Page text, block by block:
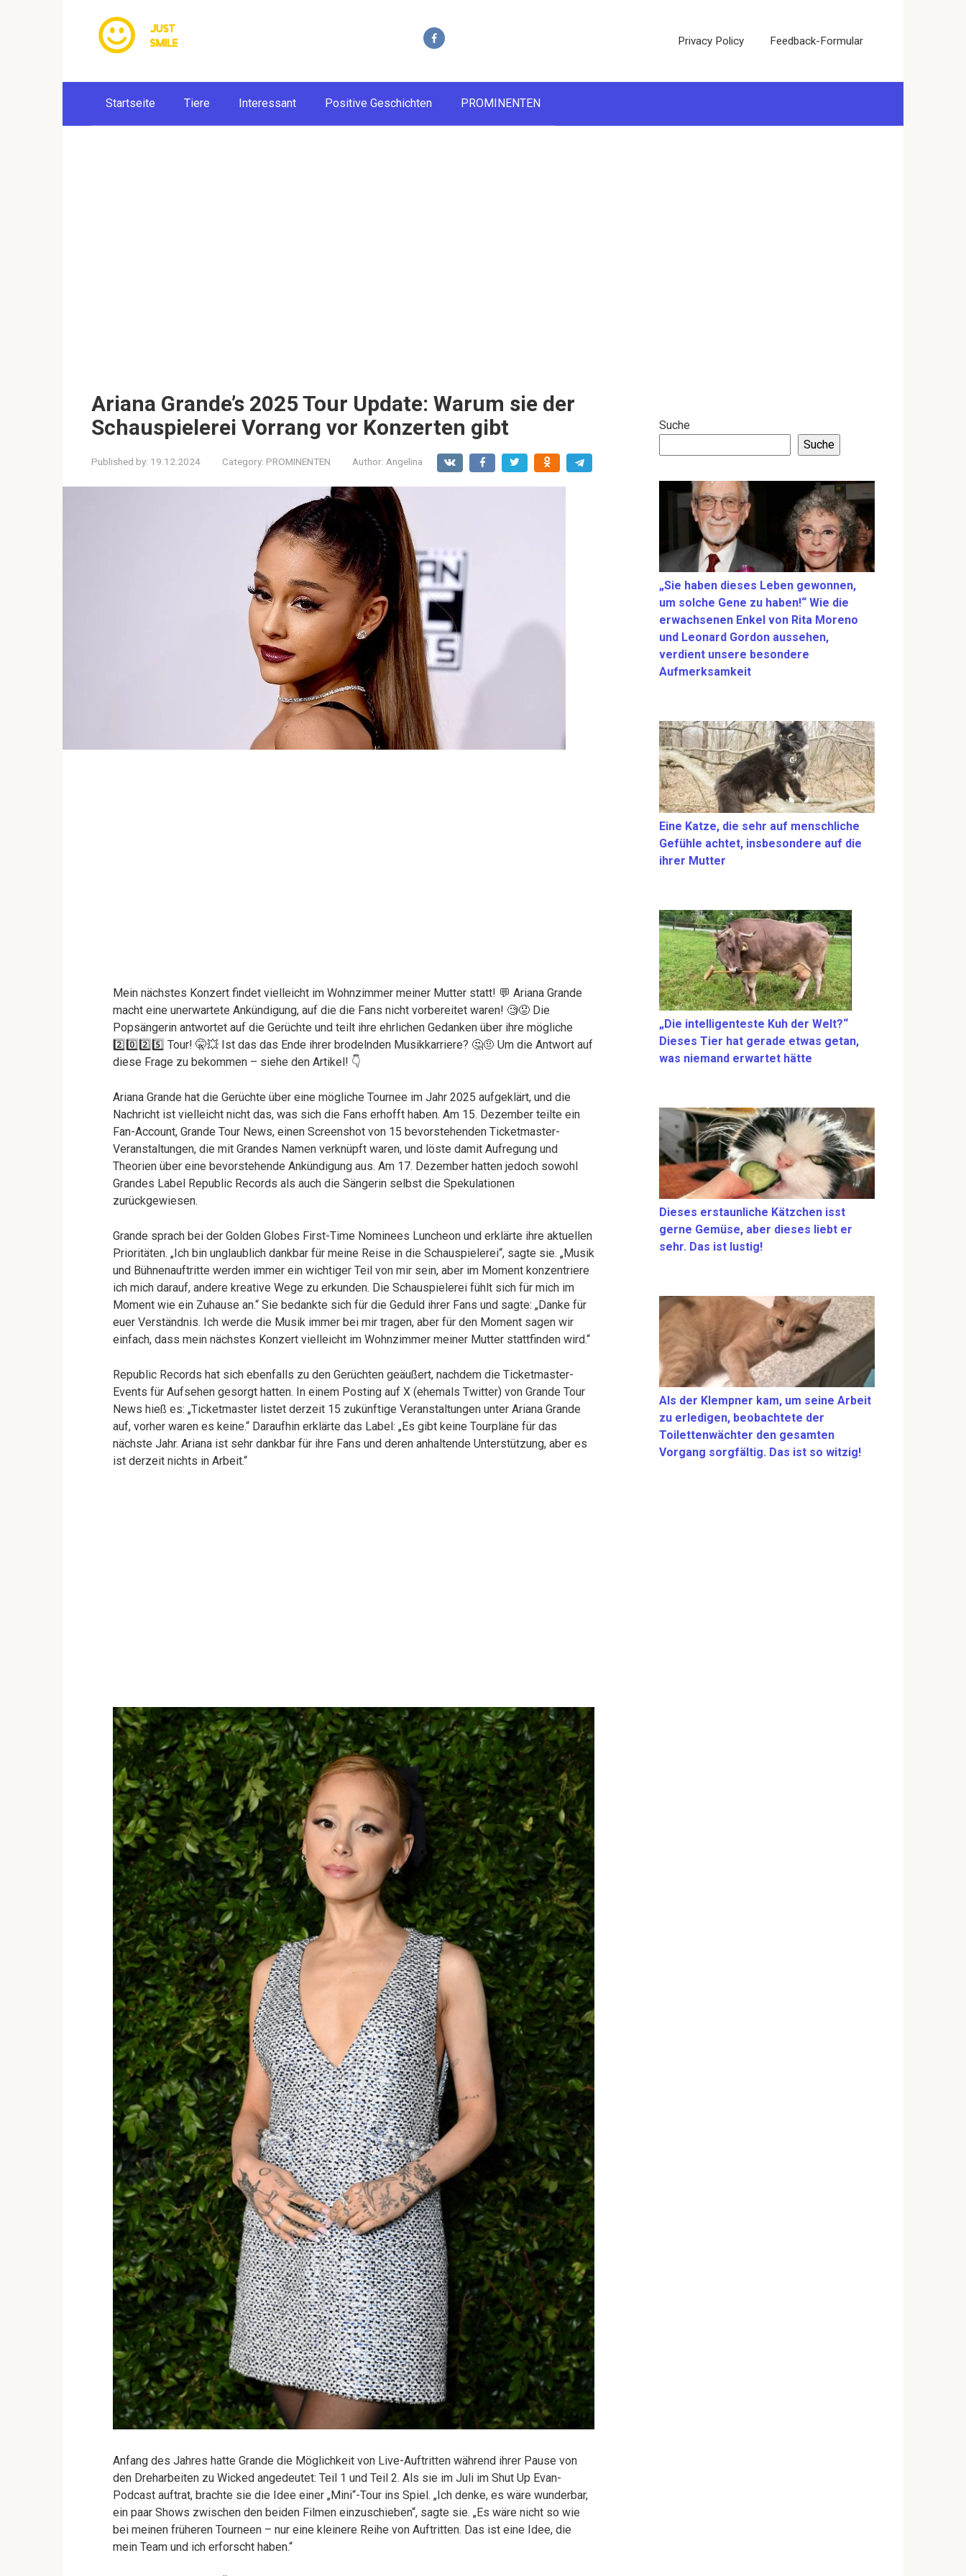
Privacy Policy Feedback-Formular
Startseite Tiere Interessant Positive Geschichten PROMINENTEN
Ariana Grande’s 2025 Tour Update: Warum sie der
Schauspielerei Vorrang vor Konzerten gibt
Published by: 19.12.2024 Category: PROMINENTEN Author: Angelina
Mein nächstes Konzert findet vielleicht im Wohnzimmer meiner Mutter statt! 💬 Ariana Grande
macht eine unerwartete Ankündigung, auf die die Fans nicht vorbereitet waren! 🧐😟 Die
Popsängerin antwortet auf die Gerüchte und teilt ihre ehrlichen Gedanken über ihre mögliche
2️⃣0️⃣2️⃣5️⃣ Tour! 🤫💥 Ist das das Ende ihrer brodelnden Musikkarriere? 🤔🤨 Um die Antwort auf
diese Frage zu bekommen – siehe den Artikel! 👇
Ariana Grande hat die Gerüchte über eine mögliche Tournee im Jahr 2025 aufgeklärt, und die
Nachricht ist vielleicht nicht das, was sich die Fans erhofft haben. Am 15. Dezember teilte ein
Fan-Account, Grande Tour News, einen Screenshot von 15 bevorstehenden Ticketmaster-
Veranstaltungen, die mit Grandes Namen verknüpft waren, und löste damit Aufregung und
Theorien über eine bevorstehende Ankündigung aus. Am 17. Dezember hatten jedoch sowohl
Grandes Label Republic Records als auch die Sängerin selbst die Spekulationen
zurückgewiesen.
Grande sprach bei der Golden Globes First-Time Nominees Luncheon und erklärte ihre aktuellen
Prioritäten. „Ich bin unglaublich dankbar für meine Reise in die Schauspielerei“, sagte sie. „Musik
und Bühnenauftritte werden immer ein wichtiger Teil von mir sein, aber im Moment konzentriere
ich mich darauf, andere kreative Wege zu erkunden. Die Schauspielerei fühlt sich für mich im
Moment wie ein Zuhause an.“ Sie bedankte sich für die Geduld ihrer Fans und sagte: „Danke für
euer Verständnis. Ich werde die Musik immer bei mir tragen, aber für den Moment sagen wir
einfach, dass mein nächstes Konzert vielleicht im Wohnzimmer meiner Mutter stattfinden wird.“
Republic Records hat sich ebenfalls zu den Gerüchten geäußert, nachdem die Ticketmaster-
Events für Aufsehen gesorgt hatten. In einem Posting auf X (ehemals Twitter) von Grande Tour
News hieß es: „Ticketmaster listet derzeit 15 zukünftige Veranstaltungen unter Ariana Grande
auf, vorher waren es keine.“ Daraufhin erklärte das Label: „Es gibt keine Tourpläne für das
nächste Jahr. Ariana ist sehr dankbar für ihre Fans und deren anhaltende Unterstützung, aber es
ist derzeit nichts in Arbeit.“
Anfang des Jahres hatte Grande die Möglichkeit von Live-Auftritten während ihrer Pause von
den Dreharbeiten zu Wicked angedeutet: Teil 1 und Teil 2. Als sie im Juli im Shut Up Evan-
Podcast auftrat, brachte sie die Idee einer „Mini“-Tour ins Spiel. „Ich denke, es wäre wunderbar,
ein paar Shows zwischen den beiden Filmen einzuschieben“, sagte sie. „Es wäre nicht so wie
bei meinen früheren Tourneen – nur eine kleinere Reihe von Auftritten. Das ist eine Idee, die
mein Team und ich erforscht haben.“
Suche
Suche
„Sie haben dieses Leben gewonnen,
um solche Gene zu haben!“ Wie die
erwachsenen Enkel von Rita Moreno
und Leonard Gordon aussehen,
verdient unsere besondere
Aufmerksamkeit
Eine Katze, die sehr auf menschliche
Gefühle achtet, insbesondere auf die
ihrer Mutter
„Die intelligenteste Kuh der Welt?“
Dieses Tier hat gerade etwas getan,
was niemand erwartet hätte
Dieses erstaunliche Kätzchen isst
gerne Gemüse, aber dieses liebt er
sehr. Das ist lustig!
Als der Klempner kam, um seine Arbeit
zu erledigen, beobachtete der
Toilettenwächter den gesamten
Vorgang sorgfältig. Das ist so witzig!